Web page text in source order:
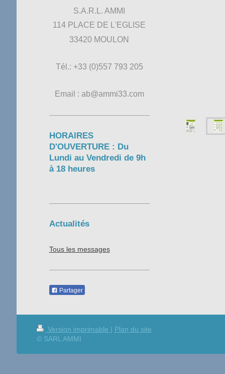
S.A.R.L. AMMI
114 PLACE DE L'EGLISE
33420 MOULON
Tél.: +33 (0)557 793 205
Email : ab@ammi33.com
HORAIRES
D'OUVERTURE : Du
Lundi au Vendredi de 9h
à 18 heures
Actualités
Tous les messages
Partager
Version imprimable | Plan du site
© SARL AMMI